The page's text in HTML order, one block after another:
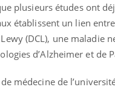
plusieurs études ont
établissent un lien
(DCL), une maladie
d’Alzheimer et de
médecine de
Grossesse à